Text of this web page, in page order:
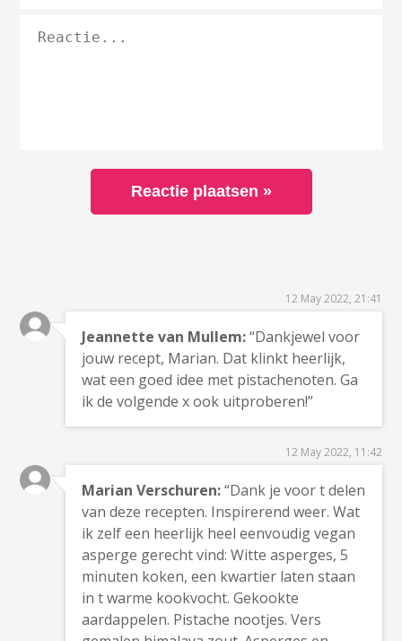
12 May 2022, 21:41
Jeannette van Mullem:“Dankjewel voor
jouw recept, Marian. Dat klinkt heerlijk,
wat een goed idee met pistachenoten. Ga
ik de volgende x ook uitproberen!”
12 May 2022, 11:42
Marian Verschuren:“Dank je voor t delen
van deze recepten. Inspirerend weer. Wat
ik zelf een heerlijk heel eenvoudig vegan
asperge gerecht vind: Witte asperges, 5
minuten koken, een kwartier laten staan
in t warme kookvocht. Gekookte
aardappelen. Pistache nootjes. Vers